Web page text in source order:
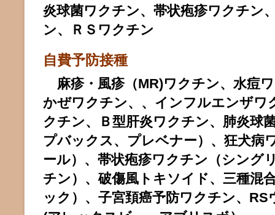
炎球菌ワクチン、帯状疱疹ワクチン
ン、ＲＳワクチン
自費予防接種
麻疹・風疹（MR)ワクチン、水痘
かぜワクチン、、インフルエンザワ
クチン、Ｂ型肝炎ワクチン、肺炎球
プバックス、プレベナー）、狂犬病
ール）、帯状疱疹ワクチン（シング
チン）、破傷風トキソイド、三種混
ック）、子宮頚癌予防ワクチン、